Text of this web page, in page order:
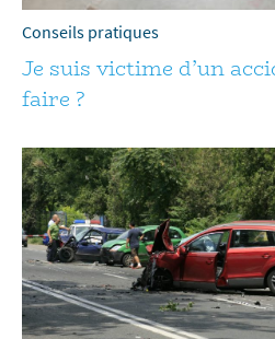
Conseils pratiques
Je suis victime d’un
faire ?